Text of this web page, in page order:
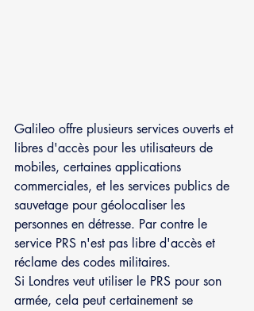
Galileo offre plusieurs services ouverts et
libres d'accès pour les utilisateurs de
mobiles, certaines applications
commerciales, et les services publics de
sauvetage pour géolocaliser les
personnes en détresse. Par contre le
service PRS n'est pas libre d'accès et
réclame des codes militaires.
Si Londres veut utiliser le PRS pour son
armée, cela peut certainement se